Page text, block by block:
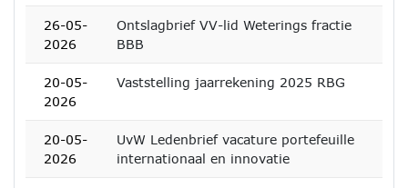
26-05-
2026
Ontslagbrief VV-lid Weterings fractie
BBB
20-05-
2026
Vaststelling jaarrekening 2025 RBG
20-05-
2026
UvW Ledenbrief vacature portefeuille
internationaal en innovatie